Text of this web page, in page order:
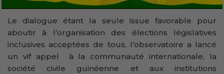
Le dialogue étant la seule issue favorable pour
aboutir à l’organisation des élections législatives
inclusives acceptées de tous, l’observatoire a lancé
un vif appel à la communauté internationale, la
société civile guinéenne et aux institutions